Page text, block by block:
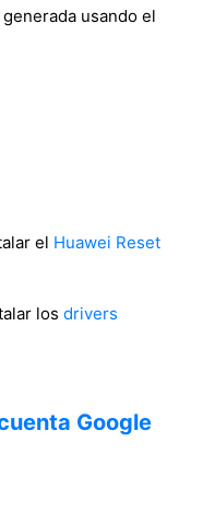
usando el
el Huawei Reset
los drivers
Google